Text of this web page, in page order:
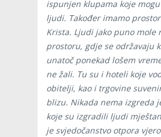
ispunjen klupama koje
ljudi. Također imamo
Krista. Ljudi jako puno mole
prostoru, gdje se održavaju
unatoč ponekad lošem
ne žali. Tu su i hoteli koje
obitelji, kao i trgovine
blizu. Nikada nema izgreda
koje su izgradili ljudi
je svjedočanstvo otpora